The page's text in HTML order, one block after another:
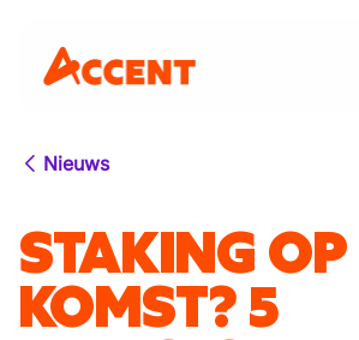
Nieuws
STAKING OP
KOMST? 5